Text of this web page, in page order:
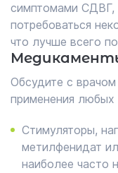
симптомами СДВГ,
потребоваться
что лучше всего
Обсудите с
применения любых
Стимуляторы,
метилфенидат
наиболее часто